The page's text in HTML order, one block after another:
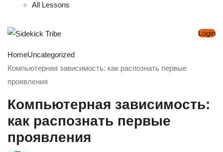
All Lessons
Login
HomeUncategorized
Компьютерная зависимость: как распознать первые
проявления
Компьютерная зависимость:
как распознать первые
проявления